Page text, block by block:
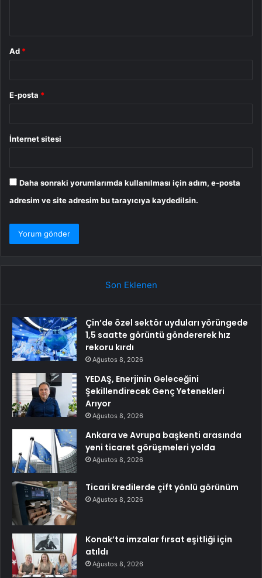
Ad *
E-posta *
İnternet sitesi
Daha sonraki yorumlarımda kullanılması için adım, e-posta
adresim ve site adresim bu tarayıcıya kaydedilsin.
Son Eklenen
Çin’de özel sektör uyduları yörüngede
1,5 saatte görüntü göndererek hız
rekoru kırdı
Ağustos 8, 2026
YEDAŞ, Enerjinin Geleceğini
Şekillendirecek Genç Yetenekleri
Arıyor
Ağustos 8, 2026
Ankara ve Avrupa başkenti arasında
yeni ticaret görüşmeleri yolda
Ağustos 8, 2026
Ticari kredilerde çift yönlü görünüm
Ağustos 8, 2026
Konak’ta imzalar fırsat eşitliği için
atıldı
Ağustos 8, 2026